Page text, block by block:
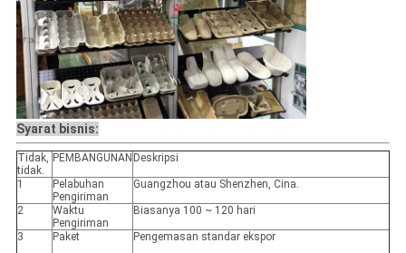
Syarat bisnis:
Tidak,
tidak.
PEMBANGUNAN Deskripsi
1
Pelabuhan
Pengiriman
Guangzhou atau Shenzhen, Cina.
2
Waktu
Pengiriman
Biasanya 100 ~ 120 hari
3 Paket
Pengemasan standar ekspor